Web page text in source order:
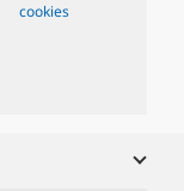
cookies